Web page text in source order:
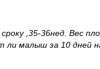
,35-36нед. Вес
малыш за 10 дней